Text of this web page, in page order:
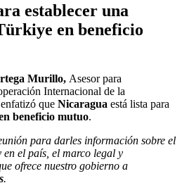
establecer una
en beneficio
Murillo, Asesor para
Internacional de la
que Nicaragua está lista para
beneficio mutuo.
para darles información sobre el
el país, el marco legal y
ofrece nuestro gobierno a
.